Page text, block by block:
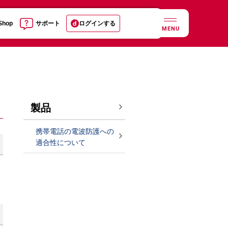
サポート ログインする
MENU
製品
携帯電話の電波防護への
適合性について